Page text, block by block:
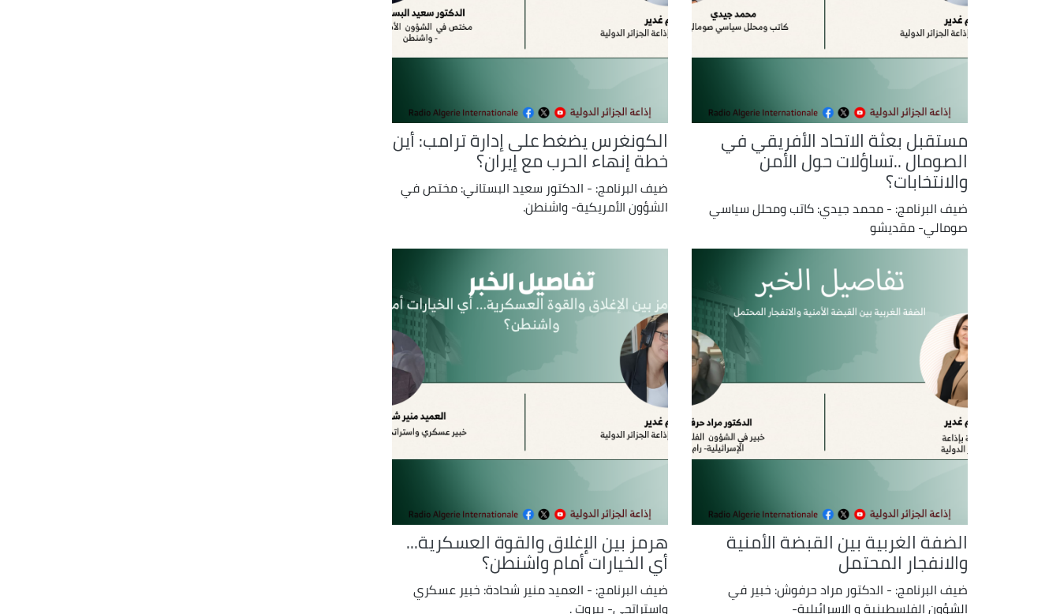
مستقبل بعثة الاتحاد الأفريقي في
الصومال ..تساؤلات حول الأمن
والانتخابات؟
ضيف البرنامج: - محمد جيدي: كاتب ومحلل سياسي
صومالي- مقديشو
الكونغرس يضغط على إدارة ترامب: أين
خطة إنهاء الحرب مع إيران؟
ضيف البرنامج: - الدكتور سعيد البستاني: مختص في
الشؤون الأمريكية- واشنطن.
الضفة الغربية بين القبضة الأمنية
والانفجار المحتمل
ضيف البرنامج: - الدكتور مراد حرفوش: خبير في
الشؤون الفلسطينية و الإسرائيلية-
هرمز بين الإغلاق والقوة العسكرية...
أي الخيارات أمام واشنطن؟
ضيف البرنامج: - العميد منير شحادة: خبير عسكري
واستراتجي- بيروت .